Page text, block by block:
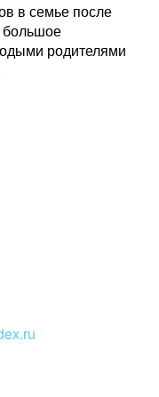
в семье после
большое
родителями